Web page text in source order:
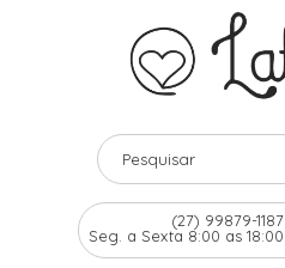
(27) 99879-1187
Seg. a Sexta 8:00 as 18:00